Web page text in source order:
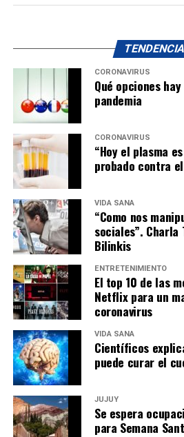
TENDENCIA
CORONAVIRUS
Qué opciones
pandemia
CORONAVIRUS
“Hoy el plasma
probado contra el
VIDA SANA
“Como nos
sociales”. Charla
Bilinkis
ENTRETENIMIENTO
El top 10 de las
Netflix para un
coronavirus
VIDA SANA
Científicos
puede curar el
JUJUY
Se espera
para Semana